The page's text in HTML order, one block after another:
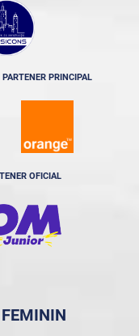
PARTENER PRINCIPAL
OFICIAL